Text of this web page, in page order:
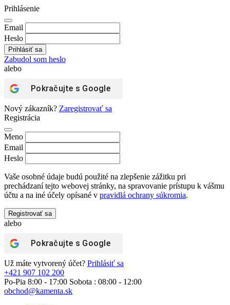
Prihlásenie
Email
Heslo
Zabudol som heslo
alebo
Pokračujte s Google
Nový zákazník? Zaregistrovať sa
Registrácia
Meno
Email
Heslo
Vaše osobné údaje budú použité na zlepšenie zážitku pri
prechádzaní tejto webovej stránky, na spravovanie prístupu k vášmu
účtu a na iné účely opísané v pravidlá ochrany súkromia.
Registrovať sa
alebo
Pokračujte s Google
Už máte vytvorený účet? Prihlásiť sa
+421 907 102 200
Po-Pia 8:00 - 17:00 Sobota : 08:00 - 12:00
obchod@kamenta.sk